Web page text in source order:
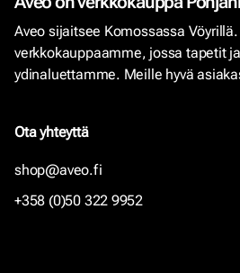
Aveo sijaitsee Komossassa
verkkokauppaamme, jossa tapetit
ydinaluettamme. Meille hyvä
Ota yhteyttä
shop@aveo.fi
+358 (0)50 322 9952